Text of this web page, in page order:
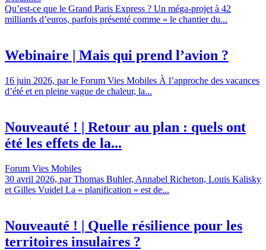
Qu’est-ce que le Grand Paris Express ? Un méga-projet à 42
milliards d’euros, parfois présenté comme « le chantier du...
Webinaire | Mais qui prend l’avion ?
16 juin 2026, par le Forum Vies Mobiles À l’approche des vacances
d’été et en pleine vague de chaleur, la...
Nouveauté ! | Retour au plan : quels ont
été les effets de la...
Forum Vies Mobiles
30 avril 2026, par Thomas Buhler, Annabel Richeton, Louis Kalisky
et Gilles Vuidel La « planification » est de...
Nouveauté ! | Quelle résilience pour les
territoires insulaires ?